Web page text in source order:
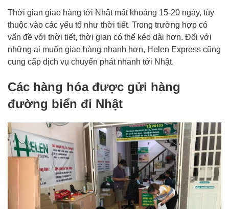
Thời gian giao hàng tới Nhật mất khoảng 15-20 ngày, tùy
thuộc vào các yếu tố như thời tiết. Trong trường hợp có
vấn đề với thời tiết, thời gian có thể kéo dài hơn. Đối với
những ai muốn giao hàng nhanh hơn, Helen Express cũng
cung cấp dịch vụ chuyển phát nhanh tới Nhật.
Các hàng hóa được gửi hàng
đường biển đi Nhật